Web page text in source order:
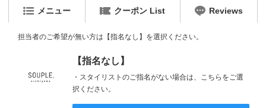
メニュー クーポン List Reviews
担当者のご希望が無い方は【指名なし】を選択ください。
【指名なし】
・スタイリストのご指名がない場合は、こちらをご選
択ください。